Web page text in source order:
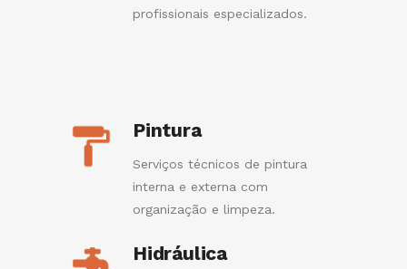
profissionais especializados.
Pintura
Serviços técnicos de pintura
interna e externa com
organização e limpeza.
Hidráulica